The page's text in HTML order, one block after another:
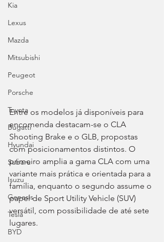
Kia
Lexus
Mazda
Mitsubishi
Peugeot
Porsche
Toyota
Bugatti
Hyundai
Subaru
Isuzu
Genesis
Tesla
BYD
Entre os modelos já disponíveis para
encomenda destacam-se o CLA
Shooting Brake e o GLB, propostas
com posicionamentos distintos. O
primeiro amplia a gama CLA com uma
variante mais prática e orientada para a
família, enquanto o segundo assume o
papel de Sport Utility Vehicle (SUV)
versátil, com possibilidade de até sete
lugares.